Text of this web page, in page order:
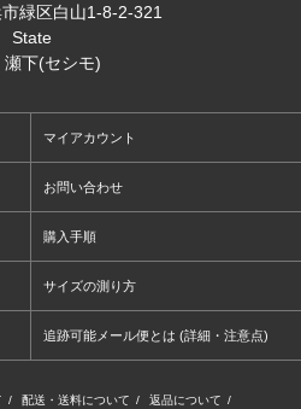
緑区白山1-8-2-321
State
瀬下(セシモ)
マイアカウント
お問い合わせ
購入手順
サイズの測り方
追跡可能メール便とは (詳細・注意点)
/ 配送・送料について / 返品について /